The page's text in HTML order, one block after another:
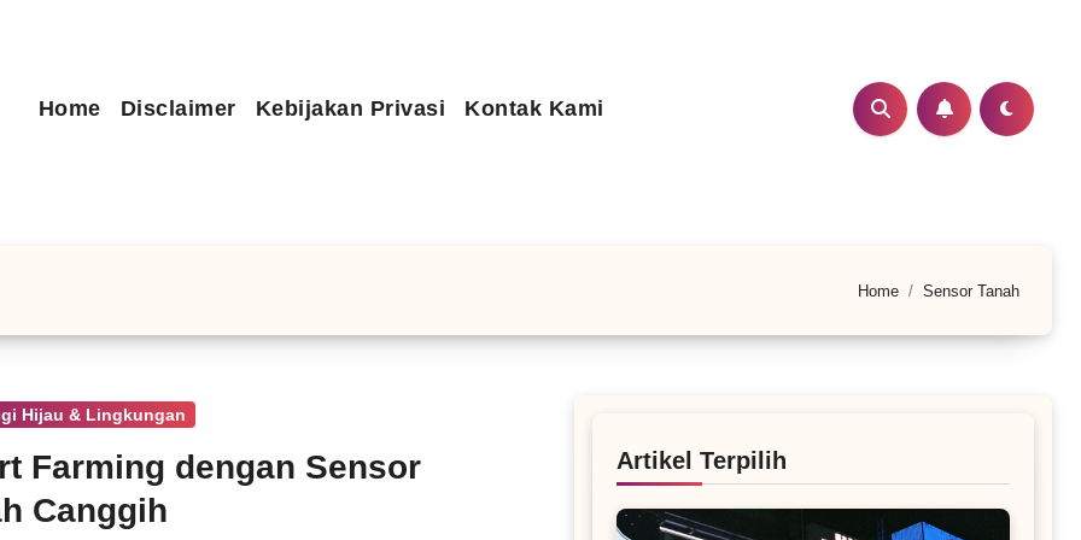
Home Disclaimer Kebijakan Privasi Kontak Kami
Home Sensor Tanah
Hijau & Lingkungan
Farming dengan Sensor
Canggih
Artikel Terpilih